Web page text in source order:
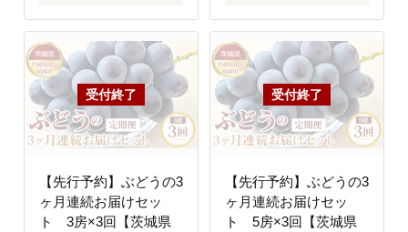
【先行予約】ぶどうの3
ヶ月連続お届けセッ
ト 3房×3回【茨城県
【先行予約】ぶどうの3
ヶ月連続お届けセッ
ト 5房×3回【茨城県